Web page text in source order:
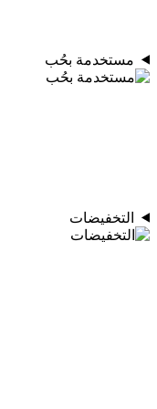
مستخدمة بحُب
التخفيضات